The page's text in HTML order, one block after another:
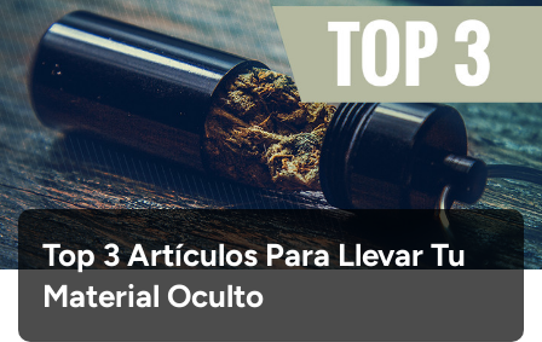
Top 3 Artículos Para Llevar Tu
Material Oculto